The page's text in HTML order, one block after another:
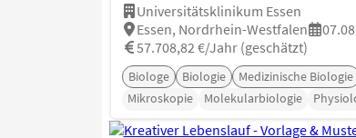
Universitätsklinikum Essen
Essen, Nordrhein-Westfalen
57.708,82 €/Jahr (geschätzt)
Biologe Biologie Medizinische Biologie
Mikroskopie
Molekularbiologie